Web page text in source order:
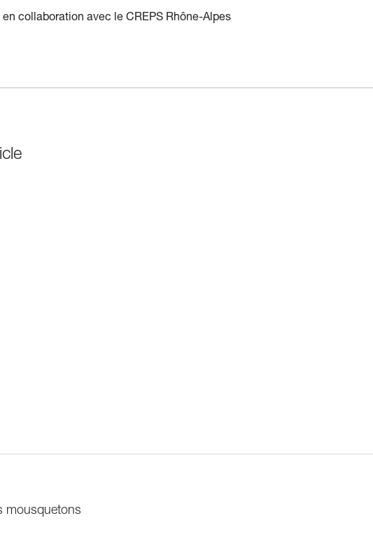
collaboration avec le CREPS Rhône-Alpes
mousquetons